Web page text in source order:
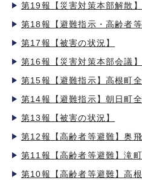
第19報【災害対策本部解散】
第18報【避難指示・高齢者
第17報【被害の状況】
第16報【災害対策本部会議】
第15報【避難指示】高根町
第14報【避難指示】朝日町
第13報【被害の状況】
第12報【高齢者等避難】奥
第11報【高齢者等避難】滝町
第10報【高齢者等避難】高